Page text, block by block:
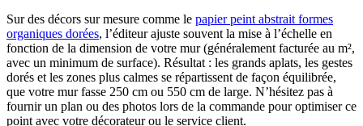
Sur des décors sur mesure comme le papier peint abstrait formes
organiques dorées, l’éditeur ajuste souvent la mise à l’échelle en
fonction de la dimension de votre mur (généralement facturée au m²,
avec un minimum de surface). Résultat : les grands aplats, les gestes
dorés et les zones plus calmes se répartissent de façon équilibrée,
que votre mur fasse 250 cm ou 550 cm de large. N’hésitez pas à
fournir un plan ou des photos lors de la commande pour optimiser ce
point avec votre décorateur ou le service client.